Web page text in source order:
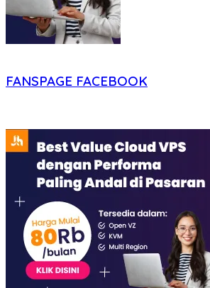
FANSPAGE FACEBOOK